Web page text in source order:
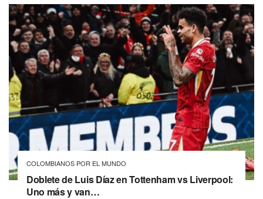
COLOMBIANOS POR EL MUNDO
Doblete de Luis Díaz en Tottenham vs Liverpool:
Uno más y van…